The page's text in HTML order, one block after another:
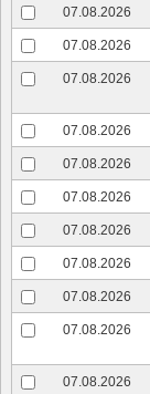
07.08.2026
07.08.2026
07.08.2026
07.08.2026
07.08.2026
07.08.2026
07.08.2026
07.08.2026
07.08.2026
07.08.2026
07.08.2026